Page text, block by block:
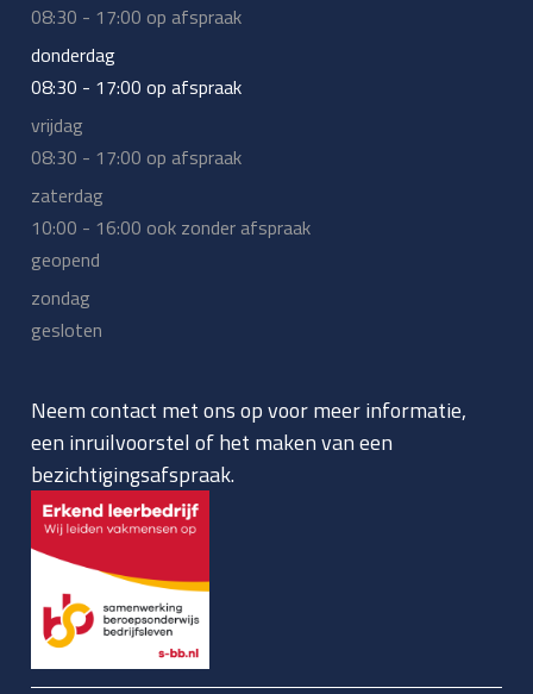
08:30 - 17:00 op afspraak
donderdag
08:30 - 17:00 op afspraak
vrijdag
08:30 - 17:00 op afspraak
zaterdag
10:00 - 16:00 ook zonder afspraak
geopend
zondag
gesloten
Neem contact met ons op voor meer informatie,
een inruilvoorstel of het maken van een
bezichtigingsafspraak.